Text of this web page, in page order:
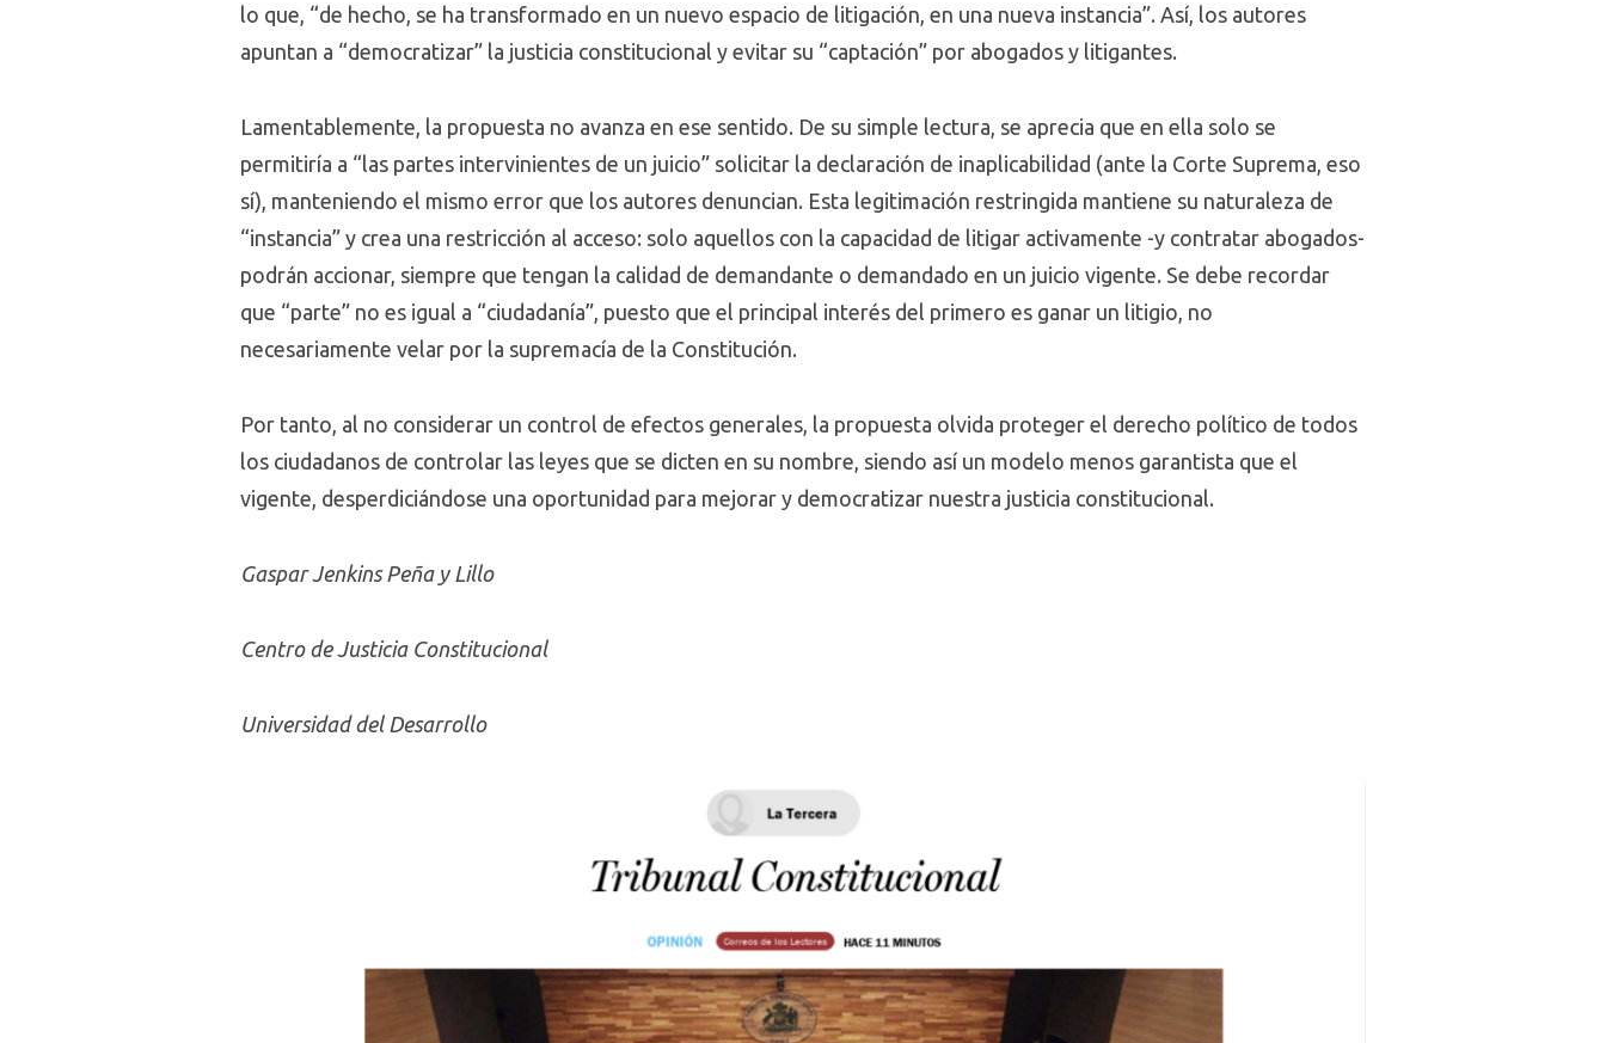
lo que, “de hecho, se ha transformado en un nuevo espacio de litigación, en una nueva instancia”. Así, los autores
apuntan a “democratizar” la justicia constitucional y evitar su “captación” por abogados y litigantes.
Lamentablemente, la propuesta no avanza en ese sentido. De su simple lectura, se aprecia que en ella solo se
permitiría a “las partes intervinientes de un juicio” solicitar la declaración de inaplicabilidad (ante la Corte Suprema, eso
sí), manteniendo el mismo error que los autores denuncian. Esta legitimación restringida mantiene su naturaleza de
“instancia” y crea una restricción al acceso: solo aquellos con la capacidad de litigar activamente -y contratar abogados-
podrán accionar, siempre que tengan la calidad de demandante o demandado en un juicio vigente. Se debe recordar
que “parte” no es igual a “ciudadanía”, puesto que el principal interés del primero es ganar un litigio, no
necesariamente velar por la supremacía de la Constitución.
Por tanto, al no considerar un control de efectos generales, la propuesta olvida proteger el derecho político de todos
los ciudadanos de controlar las leyes que se dicten en su nombre, siendo así un modelo menos garantista que el
vigente, desperdiciándose una oportunidad para mejorar y democratizar nuestra justicia constitucional.
Gaspar Jenkins Peña y Lillo
Centro de Justicia Constitucional
Universidad del Desarrollo